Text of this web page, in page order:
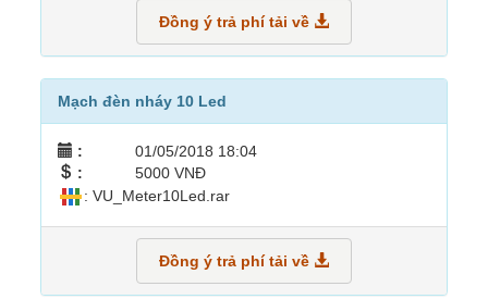
Đồng ý trả phí tải về
Mạch đèn nháy 10 Led
: 01/05/2018 18:04
: 5000 VNĐ
: VU_Meter10Led.rar
Đồng ý trả phí tải về